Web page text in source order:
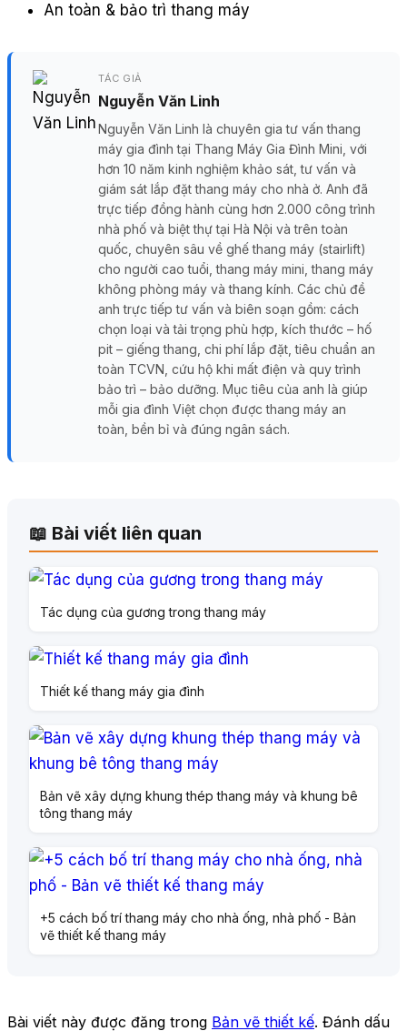
An toàn & bảo trì thang máy
TÁC GIẢ
Nguyễn Văn Linh
Nguyễn Văn Linh là chuyên gia tư vấn thang
máy gia đình tại Thang Máy Gia Đình Mini, với
hơn 10 năm kinh nghiệm khảo sát, tư vấn và
giám sát lắp đặt thang máy cho nhà ở. Anh đã
trực tiếp đồng hành cùng hơn 2.000 công trình
nhà phố và biệt thự tại Hà Nội và trên toàn
quốc, chuyên sâu về ghế thang máy (stairlift)
cho người cao tuổi, thang máy mini, thang máy
không phòng máy và thang kính. Các chủ đề
anh trực tiếp tư vấn và biên soạn gồm: cách
chọn loại và tải trọng phù hợp, kích thước – hố
pit – giếng thang, chi phí lắp đặt, tiêu chuẩn an
toàn TCVN, cứu hộ khi mất điện và quy trình
bảo trì – bảo dưỡng. Mục tiêu của anh là giúp
mỗi gia đình Việt chọn được thang máy an
toàn, bền bỉ và đúng ngân sách.
📖 Bài viết liên quan
Tác dụng của gương trong thang máy
Thiết kế thang máy gia đình
Bản vẽ xây dựng khung thép thang máy và khung bê
tông thang máy
+5 cách bố trí thang máy cho nhà ống, nhà phố - Bản
vẽ thiết kế thang máy
Bài viết này được đăng trong Bản vẽ thiết kế. Đánh dấu